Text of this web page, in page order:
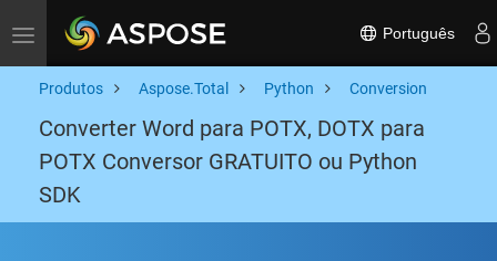
Toggle navigation Português
Produtos Aspose.Total Python Conversion
Converter Word para POTX, DOTX para
POTX Conversor GRATUITO ou Python
SDK